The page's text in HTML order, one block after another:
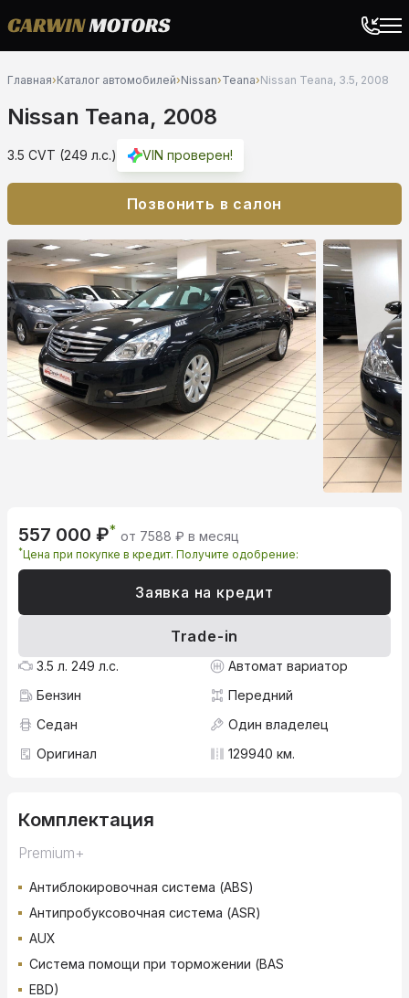
Главная›Каталог автомобилей›Nissan›Teana›Nissan Teana, 3.5, 2008
Nissan Teana, 2008
3.5 CVT (249 л.с.) VIN проверен!
Позвонить в салон
557 000 ₽* от 7588 ₽ в месяц
*Цена при покупке в кредит. Получите одобрение:
Заявка на кредит
Trade-in
3.5 л. 249 л.с.
Автомат вариатор
Бензин
Передний
Седан
Один владелец
Оригинал
129940 км.
Комплектация
Premium+
Антиблокировочная система (ABS)
Антипробуксовочная система (ASR)
AUX
Система помощи при торможении (BAS
EBD)